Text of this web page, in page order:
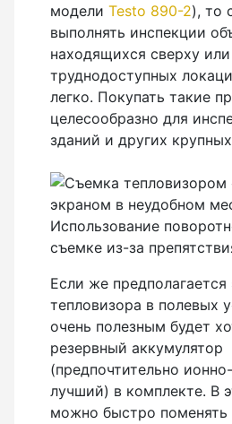
модели Testo 890-2), то
выполнять инспекции
находящихся сверху
труднодоступных
легко. Покупать такие
целесообразно для
зданий и других
Использование
съемке из-за
Если же предполагается
тепловизора в полевых
очень полезным будет
резервный аккумулятор
(предпочтительно
лучший) в комплекте. В
можно быстро